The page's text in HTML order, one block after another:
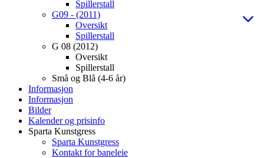
Spillerstall
G09 - (2011)
Oversikt
Spillerstall
G 08 (2012)
Oversikt
Spillerstall
Små og Blå (4-6 år)
Informasjon
Informasjon
Bilder
Kalender og prisinfo
Sparta Kunstgress
Sparta Kunstgress
Kontakt for baneleie